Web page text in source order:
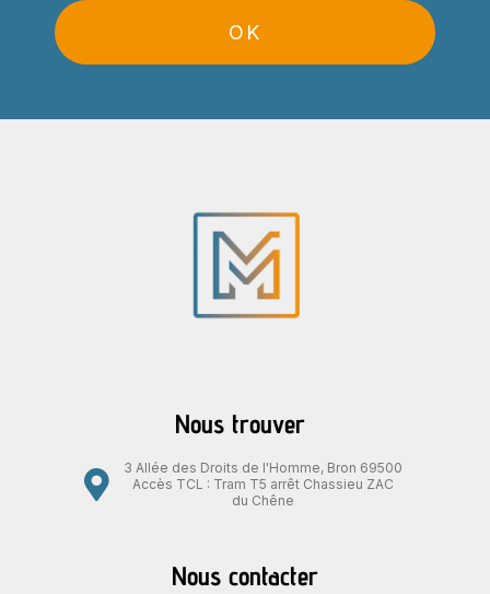
OK
Nous trouver
3 Allée des Droits de l'Homme, Bron 69500
Accès TCL : Tram T5 arrêt Chassieu ZAC
du Chêne
Nous contacter